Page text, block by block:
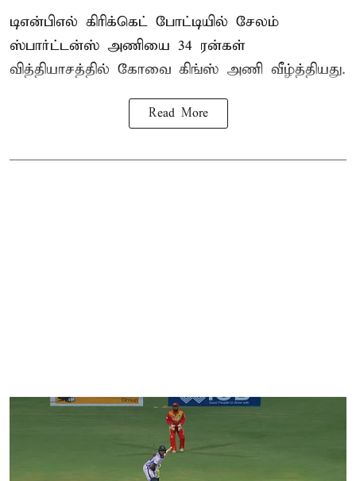
டிஎன்பிஎல் கிரிக்கெட் போட்டியில் சேலம்
ஸ்பார்ட்டன்ஸ் அணியை 34 ரன்கள்
வித்தியாசத்தில் கோவை கிங்ஸ் அணி வீழ்த்தியது.
Read More